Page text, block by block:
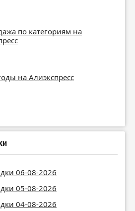
по категориям на
на Алиэкспресс
06-08-2026
05-08-2026
04-08-2026